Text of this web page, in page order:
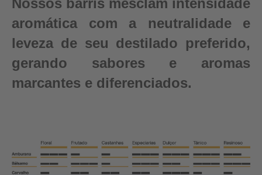
Nossos barris mesclam intensidade
aromática com a neutralidade e
leveza de seu destilado preferido,
gerando sabores e aromas
marcantes e diferenciados.